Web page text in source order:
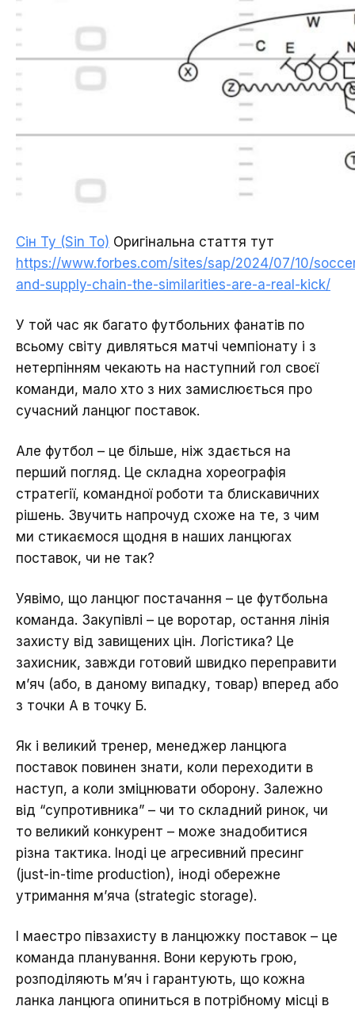
Сін Ту (Sin To) Оригінальна стаття тут
https://www.forbes.com/sites/sap/2024/07/10/
and-supply-chain-the-similarities-are-a-real-kick/
У той час як багато футбольних фанатів по
всьому світу дивляться матчі чемпіонату і з
нетерпінням чекають на наступний гол своєї
команди, мало хто з них замислюється про
сучасний ланцюг поставок.
Але футбол – це більше, ніж здається на
перший погляд. Це складна хореографія
стратегії, командної роботи та блискавичних
рішень. Звучить напрочуд схоже на те, з чим
ми стикаємося щодня в наших ланцюгах
поставок, чи не так?
Уявімо, що ланцюг постачання – це футбольна
команда. Закупівлі – це воротар, остання лінія
захисту від завищених цін. Логістика? Це
захисник, завжди готовий швидко переправити
м’яч (або, в даному випадку, товар) вперед або
з точки А в точку Б.
Як і великий тренер, менеджер ланцюга
поставок повинен знати, коли переходити в
наступ, а коли зміцнювати оборону. Залежно
від “супротивника” – чи то складний ринок, чи
то великий конкурент – може знадобитися
різна тактика. Іноді це агресивний пресинг
(just-in-time production), іноді обережне
утримання м’яча (strategic storage).
І маестро півзахисту в ланцюжку поставок – це
команда планування. Вони керують грою,
розподіляють м’яч і гарантують, що кожна
ланка ланцюга опиниться в потрібному місці в